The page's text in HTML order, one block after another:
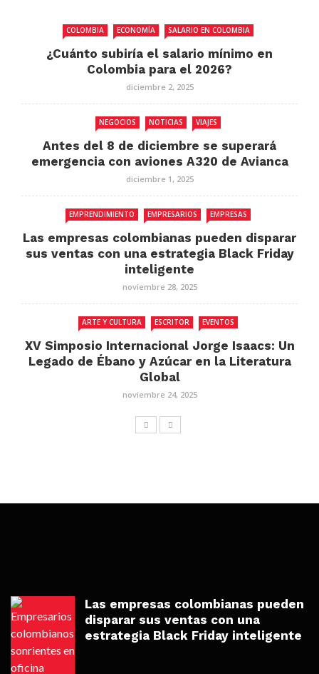
COLOMBIA ECONOMÍA SALARIO EN COLOMBIA
¿Cuánto subiría el salario mínimo en
Colombia para el 2026?
diciembre 2, 2025
NEGOCIOS NOTICIAS VIAJES
Antes del 8 de diciembre se superará
emergencia con aviones A320 de Avianca
diciembre 1, 2025
EMPRENDIMIENTO EMPRESARIOS EMPRESAS
Las empresas colombianas pueden disparar
sus ventas con una estrategia Black Friday
inteligente
noviembre 28, 2025
ARTE Y CULTURA ESCRITOR EVENTOS
XV Simposio Internacional Jorge Isaacs: Un
Legado de Ébano y Azúcar en la Literatura
Global
noviembre 24, 2025
Las empresas colombianas pueden
disparar sus ventas con una
estrategia Black Friday inteligente